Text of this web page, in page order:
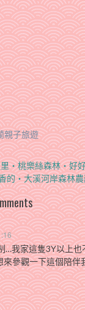
親子旅遊
‧桃樂絲森林‧好
的‧大溪河岸森林
…我家這隻3Y以上
來參觀一下這個陪伴